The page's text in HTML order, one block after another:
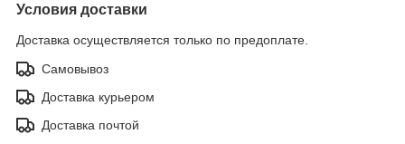
Условия доставки
Доставка осуществляется только по предоплате.
Самовывоз
Доставка курьером
Доставка почтой